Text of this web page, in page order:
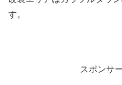
す。
スポンサ